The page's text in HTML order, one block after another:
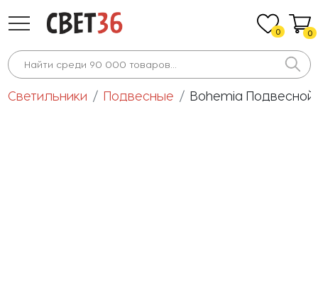
0 0
Светильники Подвесные Bohemia Подвесной